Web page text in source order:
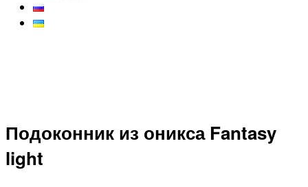
Подоконник из оникса Fantasy
light